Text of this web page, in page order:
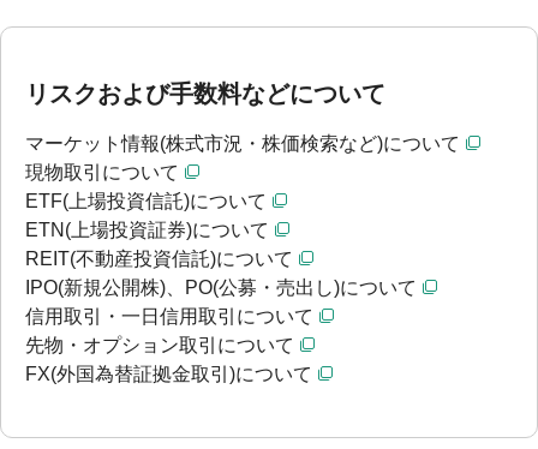
リスクおよび手数料などについて
マーケット情報(株式市況・株価検索など)について
現物取引について
ETF(上場投資信託)について
ETN(上場投資証券)について
REIT(不動産投資信託)について
IPO(新規公開株)、PO(公募・売出し)について
信用取引・一日信用取引について
先物・オプション取引について
FX(外国為替証拠金取引)について